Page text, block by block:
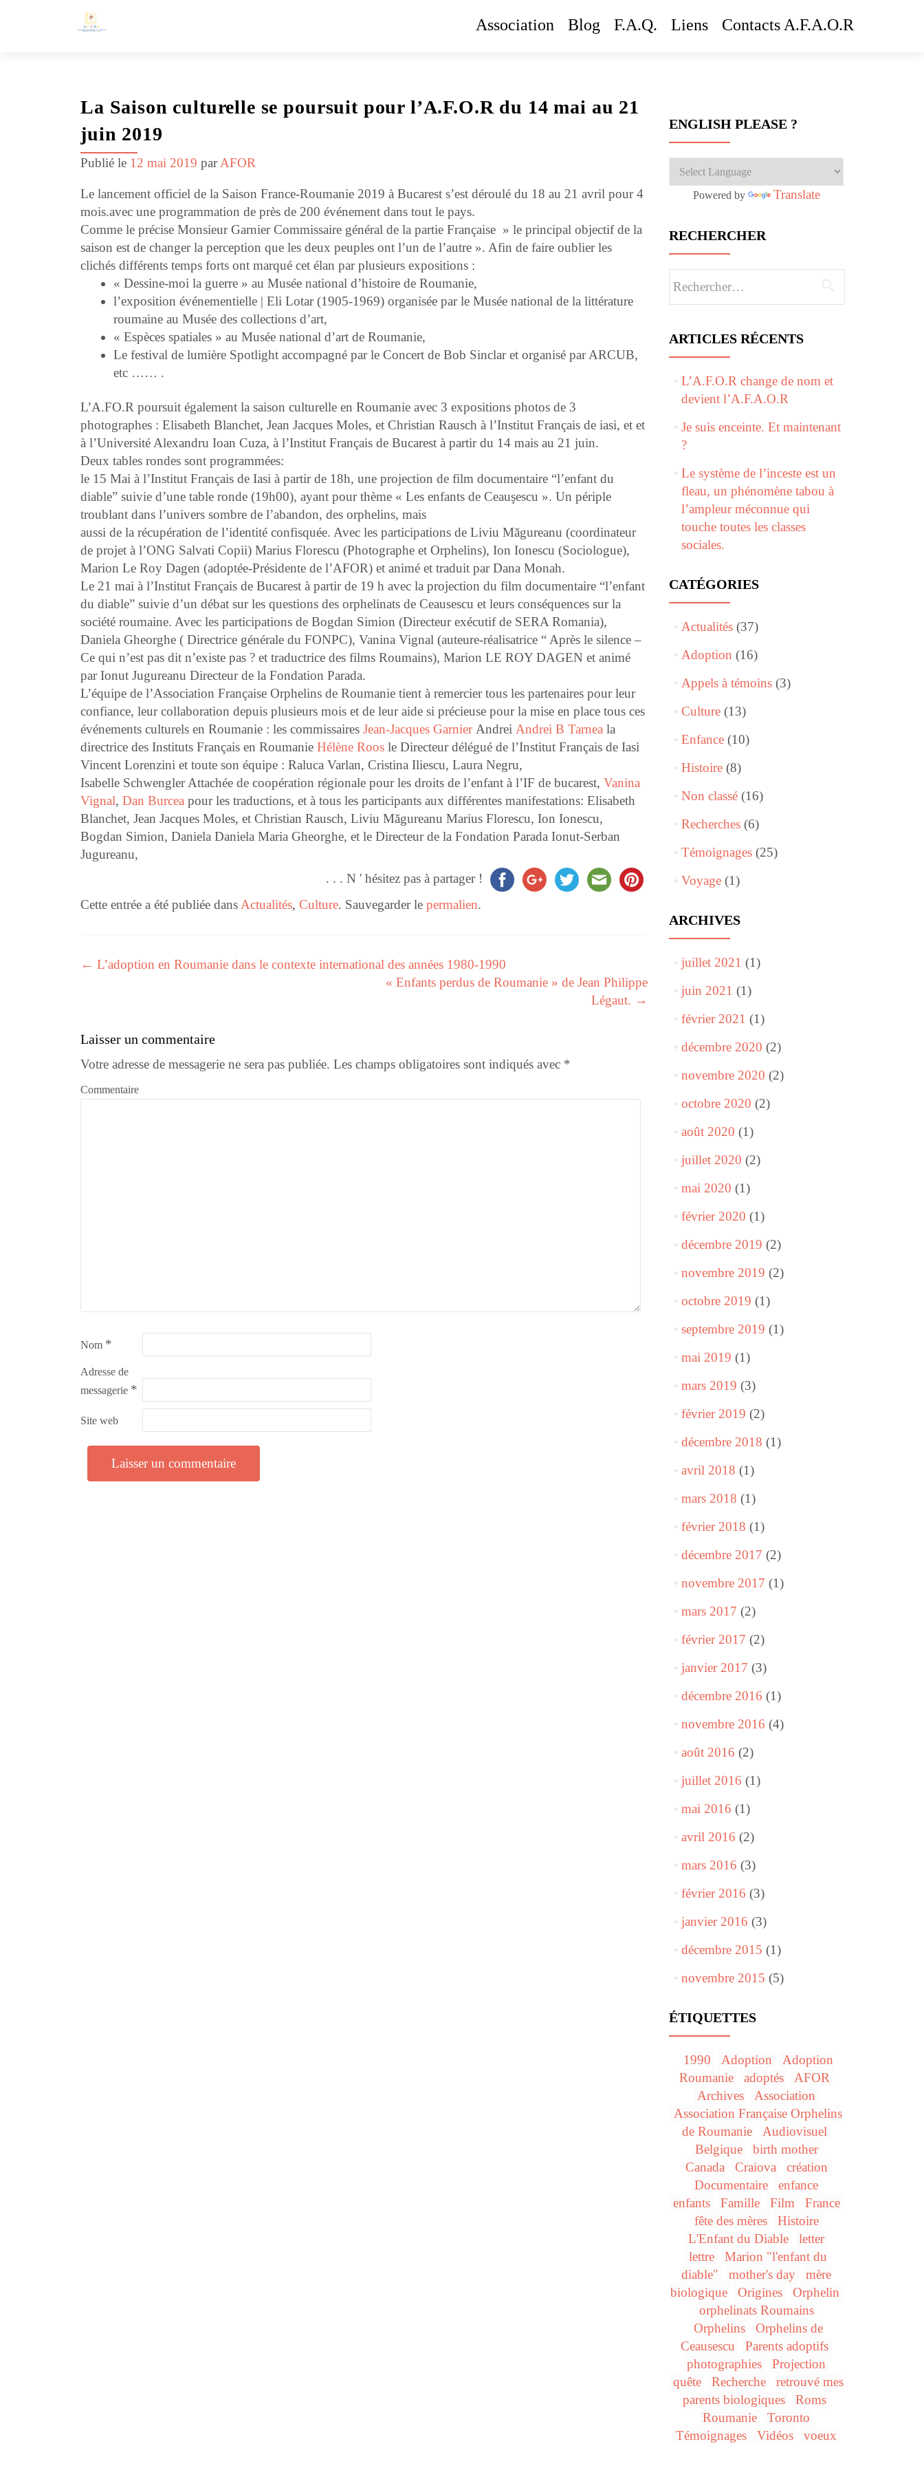
Association Blog F.A.Q. Liens Contacts A.F.A.O.R
La Saison culturelle se poursuit pour l’A.F.O.R du 14 mai au 21
juin 2019
Publié le 12 mai 2019 parAFOR
Le lancement officiel de la Saison France-Roumanie 2019 à Bucarest s’est déroulé du 18 au 21 avril pour 4
mois.avec une programmation de près de 200 événement dans tout le pays.
Comme le précise Monsieur Garnier Commissaire général de la partie Française » le principal objectif de la
saison est de changer la perception que les deux peuples ont l’un de l’autre ». Afin de faire oublier les
clichés différents temps forts ont marqué cet élan par plusieurs expositions :
« Dessine-moi la guerre » au Musée national d’histoire de Roumanie,
l’exposition événementielle | Eli Lotar (1905-1969) organisée par le Musée national de la littérature
roumaine au Musée des collections d’art,
« Espèces spatiales » au Musée national d’art de Roumanie,
Le festival de lumière Spotlight accompagné par le Concert de Bob Sinclar et organisé par ARCUB,
etc …… .
L’A.FO.R poursuit également la saison culturelle en Roumanie avec 3 expositions photos de 3
photographes : Elisabeth Blanchet, Jean Jacques Moles, et Christian Rausch à l’Institut Français de iasi, et et
à l’Université Alexandru Ioan Cuza, à l’Institut Français de Bucarest à partir du 14 mais au 21 juin.
Deux tables rondes sont programmées:
le 15 Mai à l’Institut Français de Iasi à partir de 18h, une projection de film documentaire “l’enfant du
diable” suivie d’une table ronde (19h00), ayant pour thème « Les enfants de Ceauşescu ». Un périple
troublant dans l’univers sombre de l’abandon, des orphelins, mais
aussi de la récupération de l’identité confisquée. Avec les participations de Liviu Măgureanu (coordinateur
de projet à l’ONG Salvati Copii) Marius Florescu (Photographe et Orphelins), Ion Ionescu (Sociologue),
Marion Le Roy Dagen (adoptée-Présidente de l’AFOR) et animé et traduit par Dana Monah.
Le 21 mai à l’Institut Français de Bucarest à partir de 19 h avec la projection du film documentaire “l’enfant
du diable” suivie d’un débat sur les questions des orphelinats de Ceausescu et leurs conséquences sur la
société roumaine. Avec les participations de Bogdan Simion (Directeur exécutif de SERA Romania),
Daniela Gheorghe ( Directrice générale du FONPC), Vanina Vignal (auteure-réalisatrice “ Après le silence –
Ce qui n’est pas dit n’existe pas ? et traductrice des films Roumains), Marion LE ROY DAGEN et animé
par Ionut Jugureanu Directeur de la Fondation Parada.
L’équipe de l’Association Française Orphelins de Roumanie tient à remercier tous les partenaires pour leur
confiance, leur collaboration depuis plusieurs mois et de leur aide si précieuse pour la mise en place tous ces
événements culturels en Roumanie : les commissaires Jean-Jacques GarnierAndrei Andrei B Tarnea la
directrice des Instituts Français en Roumanie Hélène Roos le Directeur délégué de l’Institut Français de Iasi
Vincent Lorenzini et toute son équipe : Raluca Varlan, Cristina Iliescu, Laura Negru,
Isabelle Schwengler Attachée de coopération régionale pour les droits de l’enfant à l’IF de bucarest, Vanina
Vignal, Dan Burcea pour les traductions, et à tous les participants aux différentes manifestations: Elisabeth
Blanchet, Jean Jacques Moles, et Christian Rausch, Liviu Măgureanu Marius Florescu, Ion Ionescu,
Bogdan Simion, Daniela Daniela Maria Gheorghe, et le Directeur de la Fondation Parada Ionut-Serban
Jugureanu,
. . . N ' hésitez pas à partager !
Cette entrée a été publiée dans Actualités, Culture. Sauvegarder le permalien.
Navigation des articles
← L’adoption en Roumanie dans le contexte international des années 1980-1990
« Enfants perdus de Roumanie » de Jean Philippe
Légaut. →
Laisser un commentaire
Votre adresse de messagerie ne sera pas publiée. Les champs obligatoires sont indiqués avec *
Commentaire
Nom *
Adresse de
messagerie *
Site web
ENGLISH PLEASE ?
Powered by Translate
RECHERCHER
ARTICLES RÉCENTS
L’A.F.O.R change de nom et
devient l’A.F.A.O.R
Je suis enceinte. Et maintenant
?
Le système de l’inceste est un
fleau, un phénomène tabou à
l’ampleur méconnue qui
touche toutes les classes
sociales.
CATÉGORIES
Actualités(37)
Adoption (16)
Appels à témoins(3)
Culture(13)
Enfance(10)
Histoire(8)
Non classé(16)
Recherches(6)
Témoignages(25)
Voyage(1)
ARCHIVES
juillet 2021 (1)
juin 2021 (1)
février 2021 (1)
décembre 2020 (2)
novembre 2020 (2)
octobre 2020 (2)
août 2020 (1)
juillet 2020 (2)
mai 2020 (1)
février 2020 (1)
décembre 2019 (2)
novembre 2019 (2)
octobre 2019 (1)
septembre 2019 (1)
mai 2019 (1)
mars 2019 (3)
février 2019 (2)
décembre 2018 (1)
avril 2018 (1)
mars 2018 (1)
février 2018 (1)
décembre 2017 (2)
novembre 2017 (1)
mars 2017 (2)
février 2017 (2)
janvier 2017 (3)
décembre 2016 (1)
novembre 2016 (4)
août 2016 (2)
juillet 2016 (1)
mai 2016 (1)
avril 2016 (2)
mars 2016 (3)
février 2016 (3)
janvier 2016 (3)
décembre 2015 (1)
novembre 2015 (5)
ÉTIQUETTES
1990 Adoption
Adoption
Roumanie
adoptés
AFOR
Archives
Association
Association Française Orphelins
de Roumanie
Audiovisuel
Belgique
birth mother
Canada
Craiova
création
Documentaire
enfance
enfants
Famille Film
France
fête des mères
Histoire
L'Enfant du Diable
letter
lettre
Marion "l'enfant du
diable"
mother's day
mère
biologique
Origines
Orphelin
orphelinats Roumains
Orphelins
Orphelins de
Ceausescu
Parents adoptifs
photographies
Projection
quête
Recherche
retrouvé mes
parents biologiques
Roms
Roumanie
Toronto
Témoignages
Vidéos voeux